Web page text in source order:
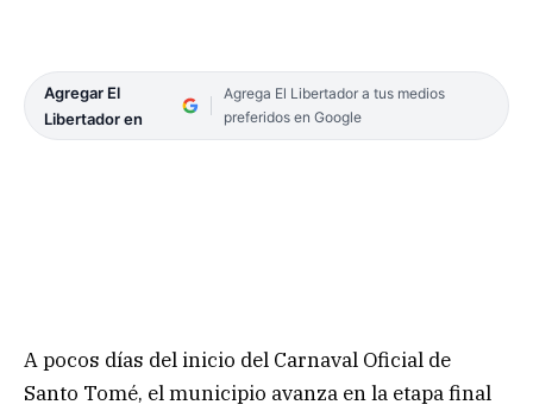
Agregar El
Libertador en
Agrega El Libertador a tus medios
preferidos en Google
A pocos días del inicio del Carnaval Oficial de
Santo Tomé, el municipio avanza en la etapa final